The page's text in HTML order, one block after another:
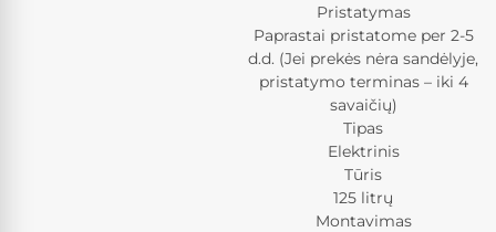
Pristatymas
Paprastai pristatome per 2-5
d.d. (Jei prekės nėra sandėlyje,
pristatymo terminas – iki 4
savaičių)
Tipas
Elektrinis
Tūris
125 litrų
Montavimas